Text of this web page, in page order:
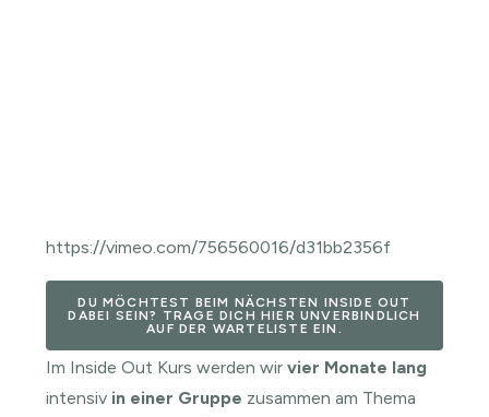
https://vimeo.com/756560016/d31bb2356f
DU MÖCHTEST BEIM NÄCHSTEN INSIDE OUT
DABEI SEIN? TRAGE DICH HIER UNVERBINDLICH
AUF DER WARTELISTE EIN.
Im Inside Out Kurs werden wirvier Monate lang
intensiv in einer Gruppe zusammen am Thema